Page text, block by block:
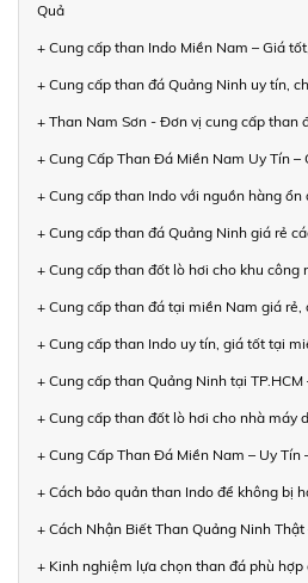
Quả
+ Cung cấp than Indo Miền Nam – Giá
+ Cung cấp than đá Quảng Ninh uy tín,
+ Than Nam Sơn - Đơn vị cung cấp than
+ Cung Cấp Than Đá Miền Nam Uy Tín
+ Cung cấp than Indo với nguồn hàng ổn
+ Cung cấp than đá Quảng Ninh giá rẻ
+ Cung cấp than đốt lò hơi cho khu công
+ Cung cấp than đá tại miền Nam giá rẻ,
+ Cung cấp than Indo uy tín, giá tốt tại
+ Cung cấp than Quảng Ninh tại
+ Cung cấp than đốt lò hơi cho nhà máy
+ Cung Cấp Than Đá Miền Nam – Uy Tín
+ Cách bảo quản than Indo để không bị
+ Cách Nhận Biết Than Quảng Ninh Thật
+ Kinh nghiệm lựa chọn than đá phù